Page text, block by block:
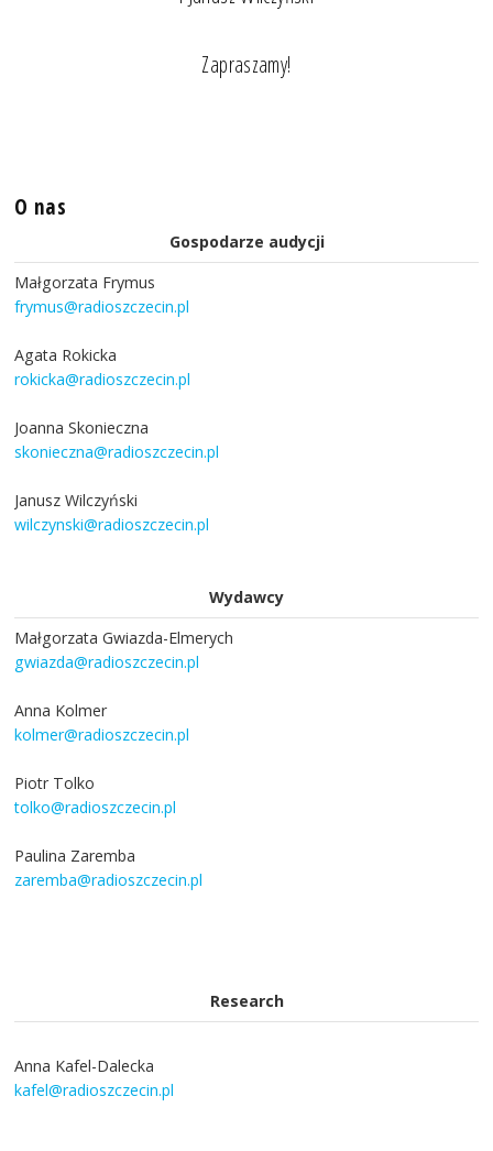
Zapraszamy!
O nas
Gospodarze audycji
Małgorzata Frymus
frymus@radioszczecin.pl
Agata Rokicka
rokicka@radioszczecin.pl
Joanna Skonieczna
skonieczna@radioszczecin.pl
Janusz Wilczyński
wilczynski@radioszczecin.pl
Wydawcy
Małgorzata Gwiazda-Elmerych
gwiazda@radioszczecin.pl
Anna Kolmer
kolmer@radioszczecin.pl
Piotr Tolko
tolko@radioszczecin.pl
Paulina Zaremba
zaremba@radioszczecin.pl
Research
Anna Kafel-Dalecka
kafel@radioszczecin.pl